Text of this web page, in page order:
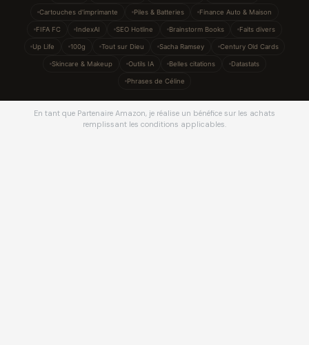
Cartouches d'imprimante Piles & Batteries Finance Auto & Maison
FIFA FC IndexAI SEO Hotline Brainstorm Books Faits divers
Up Life 100g Tout sur Dieu Sacha Ramsey Century Old Cards
Skincare & Makeup Outils IA Belles citations Datastats
Phrases de Céline
En tant que Partenaire Amazon, je réalise un bénéfice sur les achats
remplissant les conditions applicables.